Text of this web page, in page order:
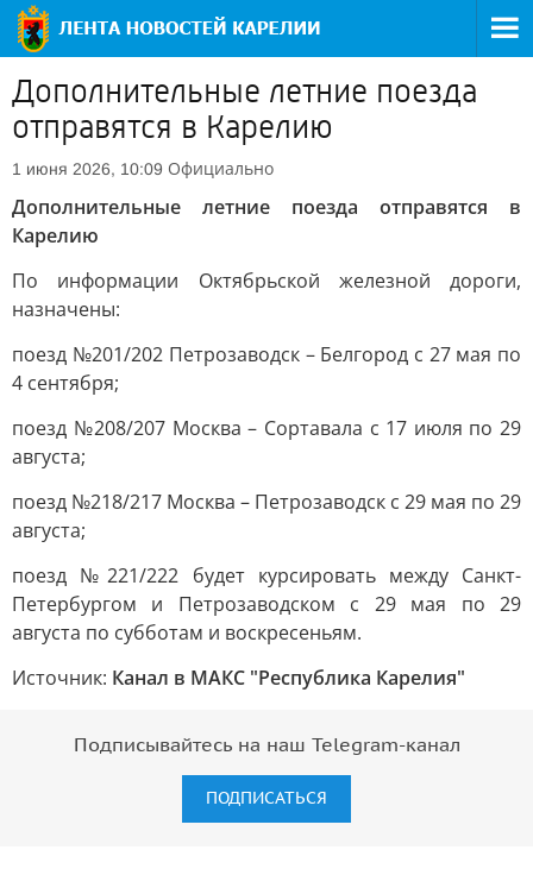
Дополнительные летние поезда
отправятся в Карелию
1 июня 2026, 10:09 Официально
Дополнительные летние поезда отправятся в
Карелию
По информации Октябрьской железной дороги,
назначены:
поезд №201/202 Петрозаводск – Белгород с 27 мая по
4 сентября;
поезд №208/207 Москва – Сортавала с 17 июля по 29
августа;
поезд №218/217 Москва – Петрозаводск с 29 мая по 29
августа;
поезд №221/222 будет курсировать между Санкт-
Петербургом и Петрозаводском с 29 мая по 29
августа по субботам и воскресеньям.
Источник: Канал в МАКС "Республика Карелия"
Подписывайтесь на наш Telegram-канал
ПОДПИСАТЬСЯ